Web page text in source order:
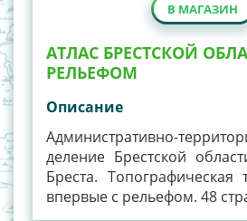
В МАГАЗИН
АТЛАС БРЕСТСКОЙ
РЕЛЬЕФОМ
Описание
Административно-
деление Брестской
Бреста. Топографическая
впервые с рельефом. 48